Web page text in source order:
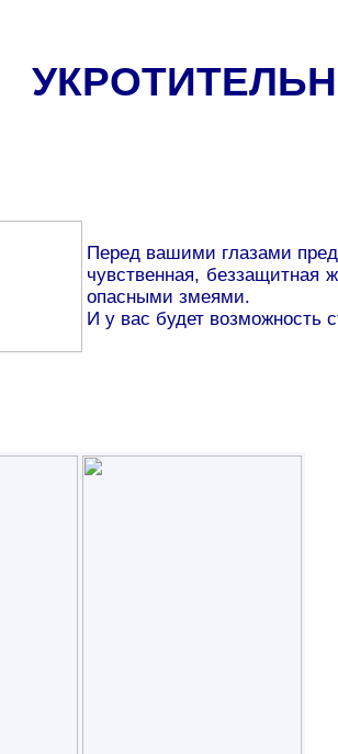
Перед вашими глазами
чувственная, беззащитная
опасными змеями.
И у вас будет возможность